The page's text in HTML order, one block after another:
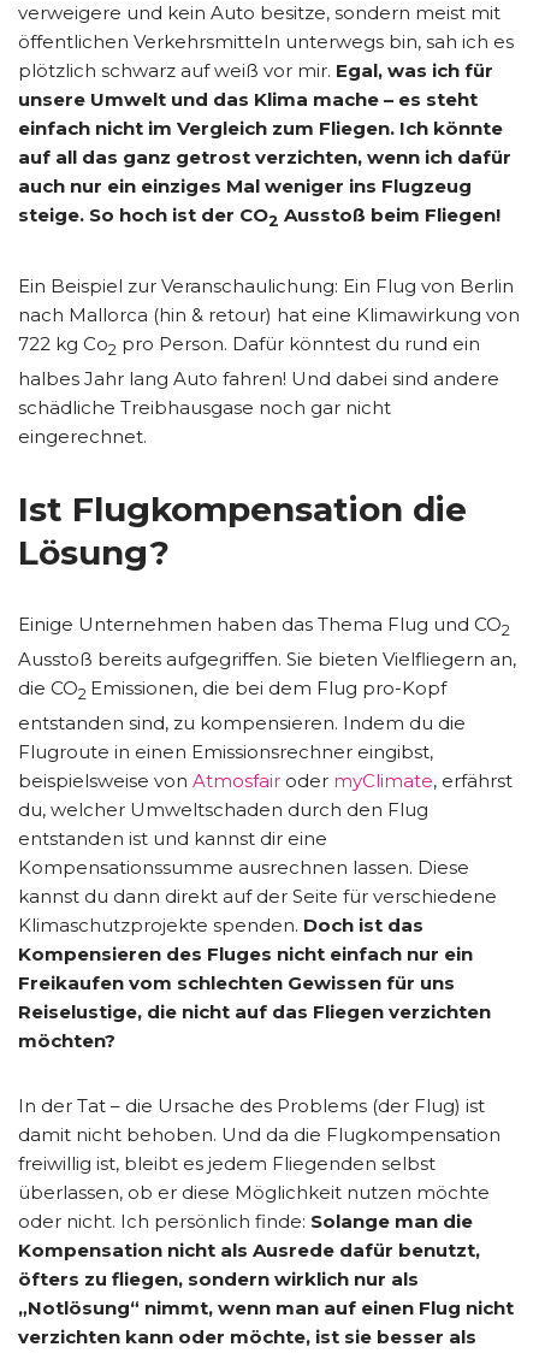
verweigere und kein Auto besitze, sondern meist mit
öffentlichen Verkehrsmitteln unterwegs bin, sah ich es
plötzlich schwarz auf weiß vor mir. Egal, was ich für
unsere Umwelt und das Klima mache – es steht
einfach nicht im Vergleich zum Fliegen. Ich könnte
auf all das ganz getrost verzichten, wenn ich dafür
auch nur ein einziges Mal weniger ins Flugzeug
steige. So hoch ist der CO2 Ausstoß beim Fliegen!
Ein Beispiel zur Veranschaulichung: Ein Flug von Berlin
nach Mallorca (hin & retour) hat eine Klimawirkung von
722 kg Co2 pro Person. Dafür könntest du rund ein
halbes Jahr lang Auto fahren! Und dabei sind andere
schädliche Treibhausgase noch gar nicht
eingerechnet.
Ist Flugkompensation die
Lösung?
Einige Unternehmen haben das Thema Flug und CO2
Ausstoß bereits aufgegriffen. Sie bieten Vielfliegern an,
die CO2 Emissionen, die bei dem Flug pro-Kopf
entstanden sind, zu kompensieren. Indem du die
Flugroute in einen Emissionsrechner eingibst,
beispielsweise von Atmosfair oder myClimate, erfährst
du, welcher Umweltschaden durch den Flug
entstanden ist und kannst dir eine
Kompensationssumme ausrechnen lassen. Diese
kannst du dann direkt auf der Seite für verschiedene
Klimaschutzprojekte spenden. Doch ist das
Kompensieren des Fluges nicht einfach nur ein
Freikaufen vom schlechten Gewissen für uns
Reiselustige, die nicht auf das Fliegen verzichten
möchten?
In der Tat – die Ursache des Problems (der Flug) ist
damit nicht behoben. Und da die Flugkompensation
freiwillig ist, bleibt es jedem Fliegenden selbst
überlassen, ob er diese Möglichkeit nutzen möchte
oder nicht. Ich persönlich finde: Solange man die
Kompensation nicht als Ausrede dafür benutzt,
öfters zu fliegen, sondern wirklich nur als
„Notlösung“ nimmt, wenn man auf einen Flug nicht
verzichten kann oder möchte, ist sie besser als